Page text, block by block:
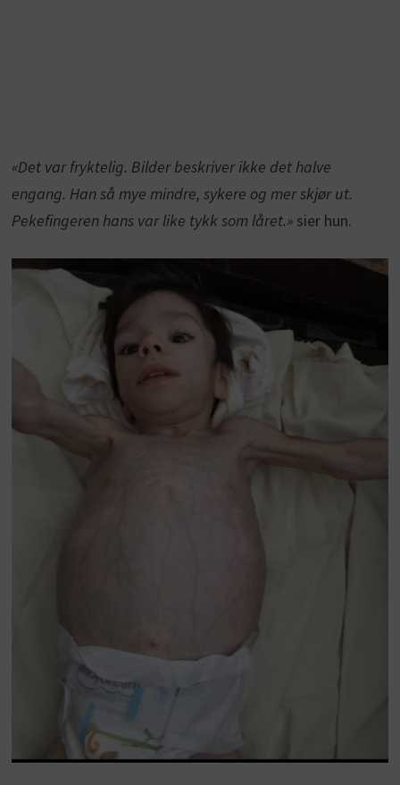
«Det var fryktelig. Bilder beskriver ikke det halve
engang. Han så mye mindre, sykere og mer skjør ut.
Pekefingeren hans var like tykk som låret.»sier hun.